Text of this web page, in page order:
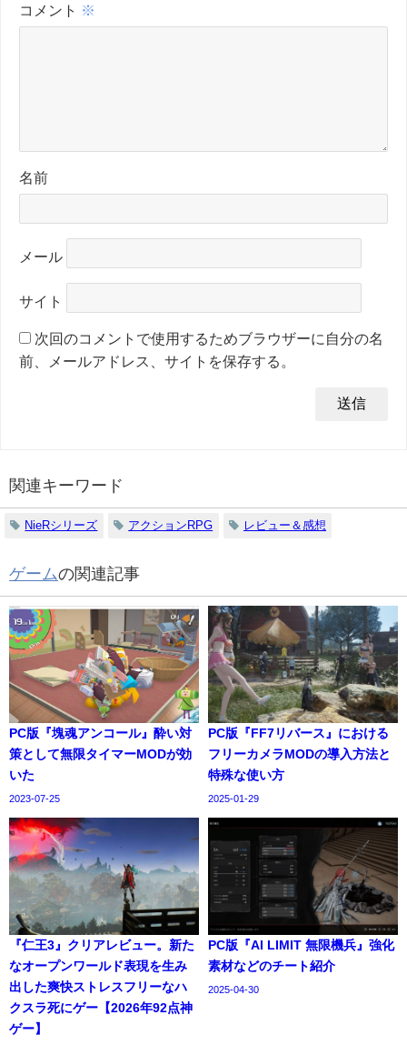
コメント ※
名前
メール
サイト
次回のコメントで使用するためブラウザーに自分の名
前、メールアドレス、サイトを保存する。
関連キーワード
NieRシリーズ アクションRPG レビュー＆感想
ゲームの関連記事
PC版『塊魂アンコール』酔い対
策として無限タイマーMODが効
いた
2023-07-25
PC版『FF7リバース』における
フリーカメラMODの導入方法と
特殊な使い方
2025-01-29
『仁王3』クリアレビュー。新た
なオープンワールド表現を生み
出した爽快ストレスフリーなハ
クスラ死にゲー【2026年92点神
ゲー】
PC版『AI LIMIT 無限機兵』強化
素材などのチート紹介
2025-04-30